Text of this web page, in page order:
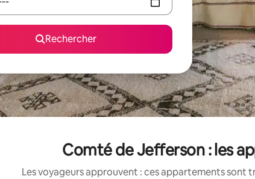
Rechercher
Comté de Jefferson : les
Les voyageurs approuvent : ces appartements